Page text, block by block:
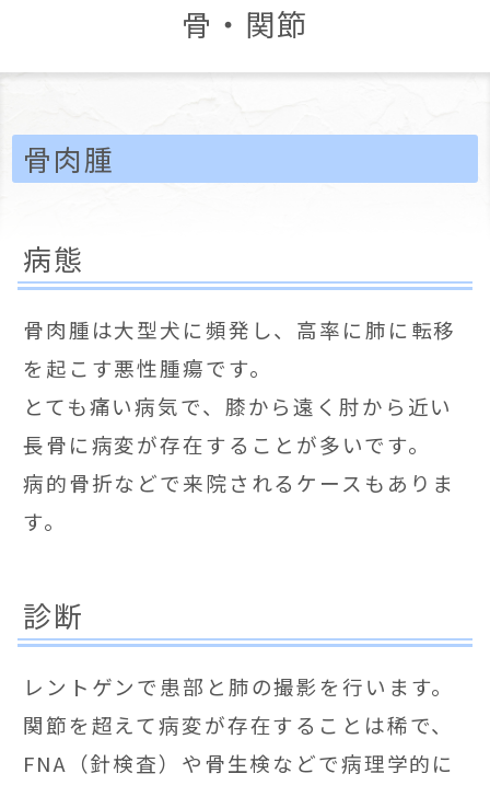
骨・関節
骨肉腫
病態
骨肉腫は大型犬に頻発し、高率に肺に転移
を起こす悪性腫瘍です。
とても痛い病気で、膝から遠く肘から近い
長骨に病変が存在することが多いです。
病的骨折などで来院されるケースもありま
す。
診断
レントゲンで患部と肺の撮影を行います。
関節を超えて病変が存在することは稀で、
FNA（針検査）や骨生検などで病理学的に